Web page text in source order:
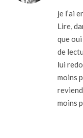
je l’ai
Lire,
que oui
de
lui
moins
moins